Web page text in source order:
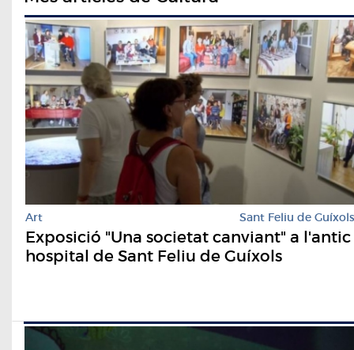
Art Sant Feliu de Guíxols
Exposició "Una societat canviant" a l'antic
hospital de Sant Feliu de Guíxols